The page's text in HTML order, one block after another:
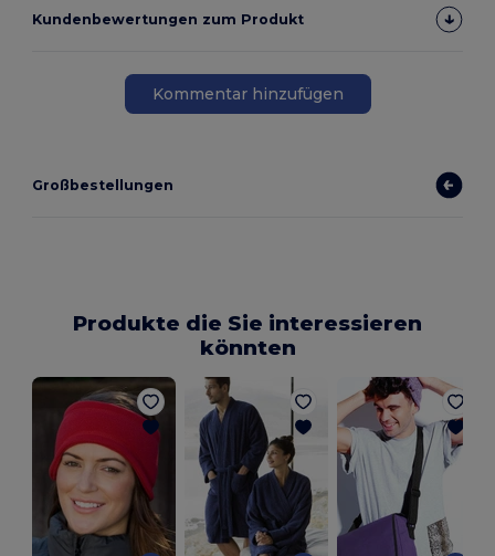
Kundenbewertungen zum Produkt
Kommentar hinzufügen
Großbestellungen
Produkte die Sie interessieren
könnten